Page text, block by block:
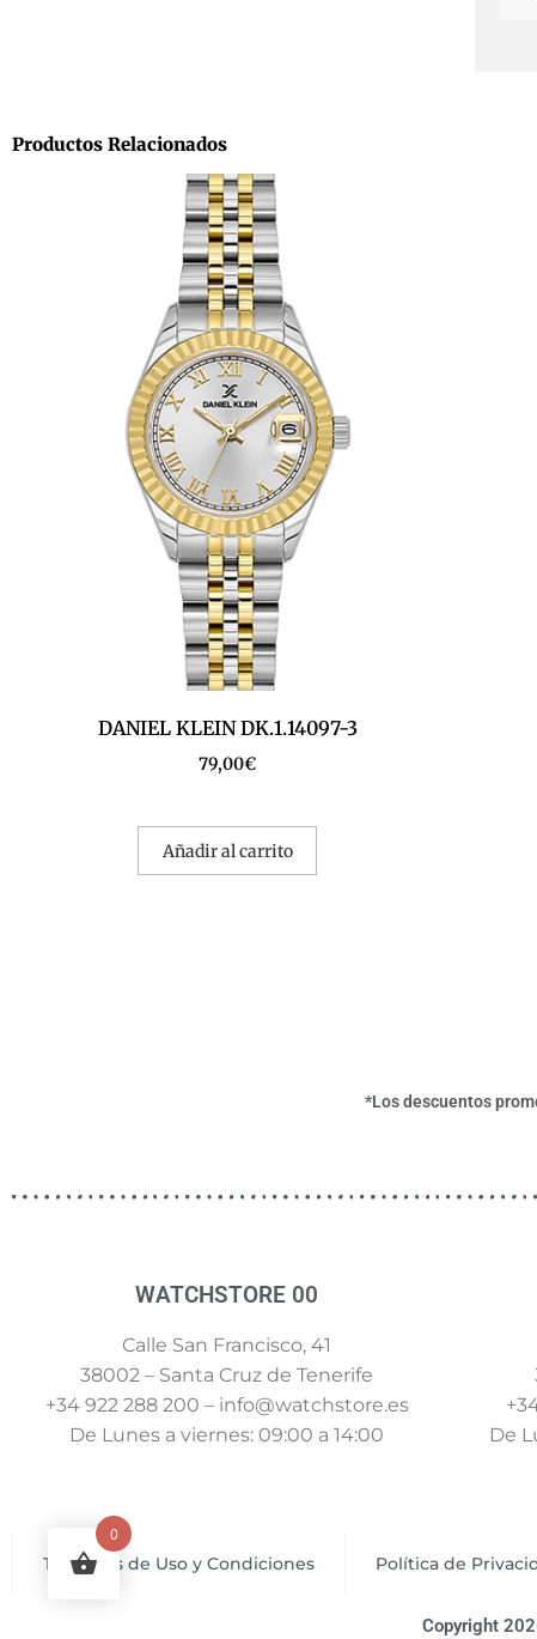
Productos Relacionados
DANIEL KLEIN DK.1.14097-3
79,00€
Añadir al carrito
*Los descuentos
WATCHSTORE 00
Calle San Francisco, 41
38002 – Santa Cruz de Tenerife
+34 922 288 200 – info@watchstore.es
De Lunes a viernes: 09:00 a 14:00
De
Términos de Uso y Condiciones Política de
Copyright
0